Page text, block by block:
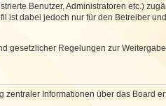
Benutzer, Administratoren etc.)
ist dabei jedoch nur für den Betreiber
gesetzlicher Regelungen zur
Informationen über das Board